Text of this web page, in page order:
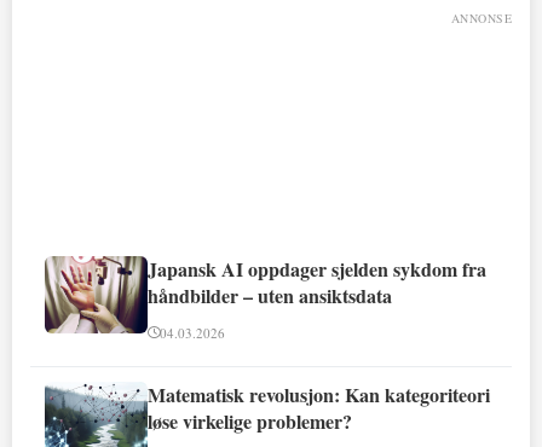
ANNONSE
Japansk AI oppdager sjelden sykdom fra
håndbilder – uten ansiktsdata
04.03.2026
Matematisk revolusjon: Kan kategoriteori
løse virkelige problemer?